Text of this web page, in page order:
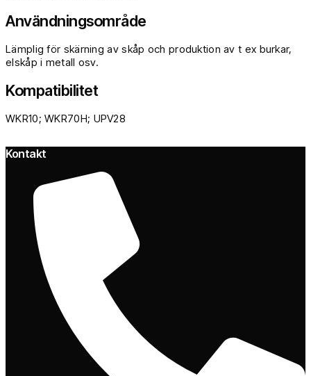
Användningsområde
Lämplig för skärning av skåp och produktion av t ex burkar,
elskåp i metall osv.
Kompatibilitet
WKR10; WKR70H; UPV28
Kontakt